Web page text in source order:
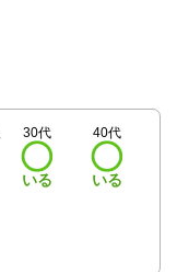
30代
いる
40代
いる